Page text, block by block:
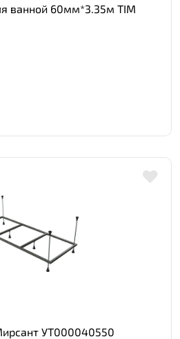
ванной 60мм*3.35м TIM
УТ000040550